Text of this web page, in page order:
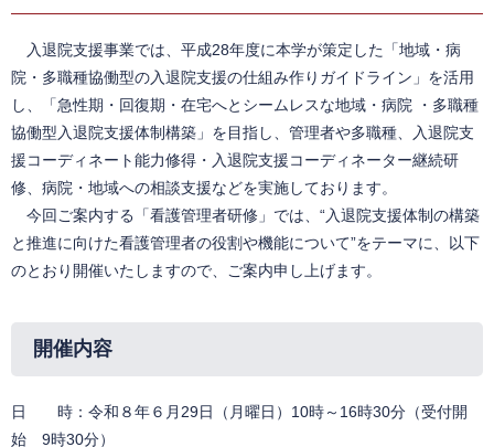
入退院支援事業では、平成28年度に本学が策定した「地域・病
院・多職種協働型の入退院支援の仕組み作りガイドライン」を活用
し、「急性期・回復期・在宅へとシームレスな地域・病院 ・多職種
協働型入退院支援体制構築」を目指し、管理者や多職種、入退院支
援コーディネート能力修得・入退院支援コーディネーター継続研
修、病院・地域への相談支援などを実施しております。
今回ご案内する「看護管理者研修」では、“入退院支援体制の構築
と推進に向けた看護管理者の役割や機能について”をテーマに、以下
のとおり開催いたしますので、ご案内申し上げます。
開催内容
日 時：令和８年６月29日（月曜日）10時～16時30分（受付開
始 9時30分）